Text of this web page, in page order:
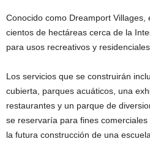
Conocido como Dreamport Villages,
cientos de hectáreas cerca de la
para usos recreativos y residenciales.
Los servicios que se construirán
cubierta, parques acuáticos, una
restaurantes y un parque de
se reservaría para fines
la futura construcción de una escuela.